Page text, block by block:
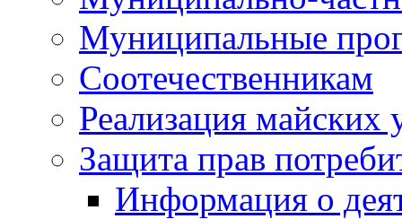
Муниципальные
Соотечественникам
Реализация майских
Защита прав
Информация о